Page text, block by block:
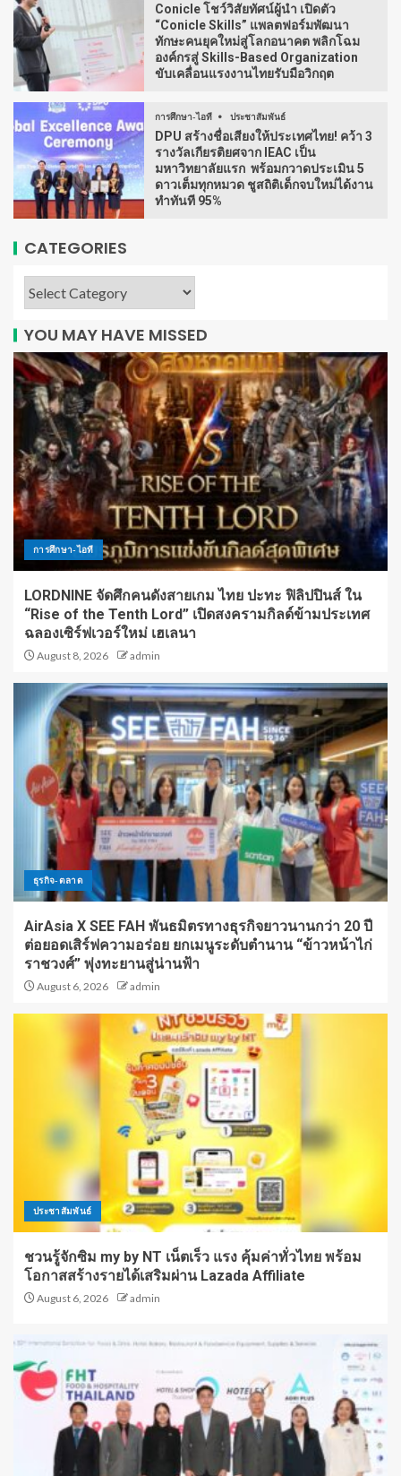
Conicle โชว์วิสัยทัศน์ผู้นำ เปิดตัว
“Conicle Skills” แพลตฟอร์มพัฒนา
ทักษะคนยุคใหม่สู่โลกอนาคต พลิกโฉม
องค์กรสู่ Skills-Based Organization
ขับเคลื่อนแรงงานไทยรับมือวิกฤต
การศึกษา-ไอที ประชาสัมพันธ์
DPU สร้างชื่อเสียงให้ประเทศไทย! คว้า 3
รางวัลเกียรติยศจาก IEAC เป็น
มหาวิทยาลัยแรก พร้อมกวาดประเมิน 5
ดาวเต็มทุกหมวด ชูสถิติเด็กจบใหม่ได้งาน
ทำทันที 95%
CATEGORIES
YOU MAY HAVE MISSED
การศึกษา-ไอที
LORDNINE จัดศึกคนดังสายเกม ไทย ปะทะ ฟิลิปปินส์ ใน
“Rise of the Tenth Lord” เปิดสงครามกิลด์ข้ามประเทศ
ฉลองเซิร์ฟเวอร์ใหม่ เฮเลนา
August 8, 2026 admin
ธุรกิจ-ตลาด
AirAsia X SEE FAH พันธมิตรทางธุรกิจยาวนานกว่า 20 ปี
ต่อยอดเสิร์ฟความอร่อย ยกเมนูระดับตำนาน “ข้าวหน้าไก่
ราชวงศ์” พุ่งทะยานสู่น่านฟ้า
August 6, 2026 admin
ประชาสัมพันธ์
ชวนรู้จักซิม my by NT เน็ตเร็ว แรง คุ้มค่าทั่วไทย พร้อม
โอกาสสร้างรายได้เสริมผ่าน Lazada Affiliate
August 6, 2026 admin